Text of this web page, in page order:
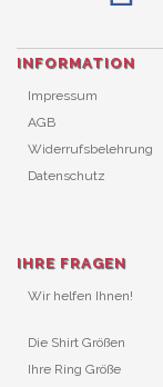
INFORMATION
Impressum
AGB
Widerrufsbelehrung
Datenschutz
IHRE FRAGEN
Wir helfen Ihnen!
Die Shirt Größen
Ihre Ring Größe